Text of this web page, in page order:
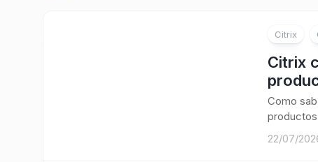
Citrix
Citrix
Como
22/07/